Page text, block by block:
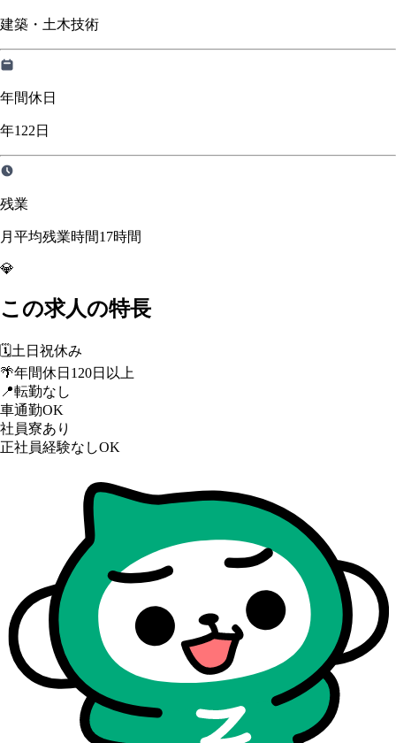
建築・土木技術
年間休日
年122日
残業
月平均残業時間17時間
💎
この求人の特長
🗓️土日祝休み
🌴年間休日120日以上
📍転勤なし
車通勤OK
社員寮あり
正社員経験なしOK